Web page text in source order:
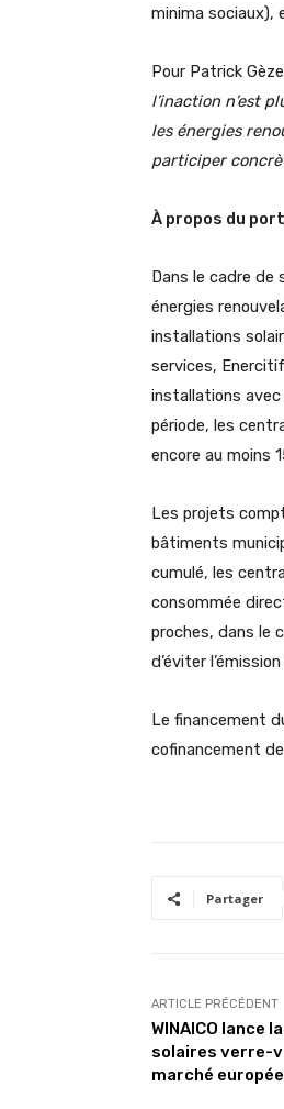
minima sociaux),
Pour Patrick
l’inaction n’est
les énergies
participer
À propos du
Dans le cadre
énergies
installations
services,
installations
période, les
encore au moins
Les projets
bâtiments
cumulé, les
consommée
proches, dans le
d’éviter
Le financement
cofinancement
Partager
ARTICLE PRÉCÉDENT
WINAICO lance
solaires verre-
marché